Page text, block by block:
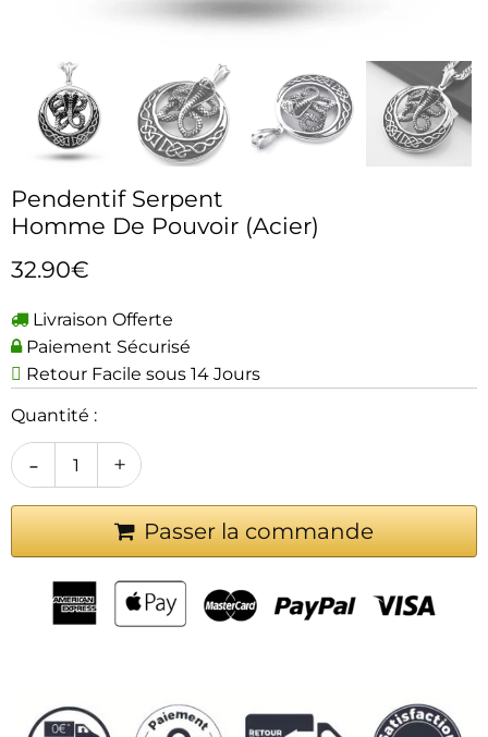
Pendentif Serpent
Homme De Pouvoir (Acier)
32.90€
Livraison Offerte
Paiement Sécurisé
Retour Facile sous 14 Jours
Quantité :
+
-
Passer la commande